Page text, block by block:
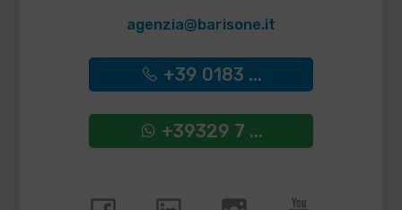
agenzia@barisone.it
+39 0183 ...
+39329 7 ...